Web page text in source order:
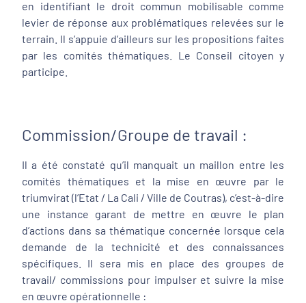
en identifiant le droit commun mobilisable comme
levier de réponse aux problématiques relevées sur le
terrain. Il s’appuie d’ailleurs sur les propositions faites
par les comités thématiques. Le Conseil citoyen y
participe.
Commission/Groupe de travail :
Il a été constaté qu’il manquait un maillon entre les
comités thématiques et la mise en œuvre par le
triumvirat (l’Etat / La Cali / Ville de Coutras), c’est-à-dire
une instance garant de mettre en œuvre le plan
d’actions dans sa thématique concernée lorsque cela
demande de la technicité et des connaissances
spécifiques. Il sera mis en place des groupes de
travail/ commissions pour impulser et suivre la mise
en œuvre opérationnelle :